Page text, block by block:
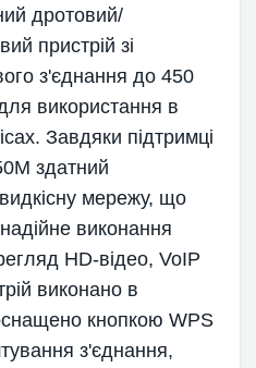
дротовий/
пристрій зі
з'єднання до 450
використання в
Завдяки підтримці
здатний
мережу, що
виконання
HD-відео, VoIP
виконано в
кнопкою WPS
з'єднання,